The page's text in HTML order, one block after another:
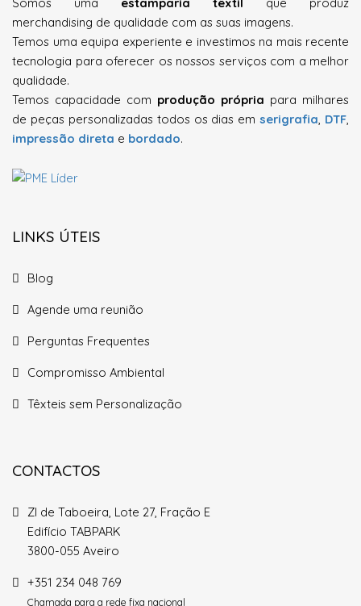
merchandising de qualidade com as suas imagens.
Temos uma equipa experiente e investimos na mais recente
tecnologia para oferecer os nossos serviços com a melhor
qualidade.
Temos capacidade com produção própria para milhares
de peças personalizadas todos os dias emserigrafia, DTF,
impressão direta e bordado.
LINKS ÚTEIS
Blog
Agende uma reunião
Perguntas Frequentes
Compromisso Ambiental
Têxteis sem Personalização
CONTACTOS
ZI de Taboeira, Lote 27, Fração E
Edifício TABPARK
3800-055 Aveiro
+351 234 048 769
Chamada para a rede fixa nacional